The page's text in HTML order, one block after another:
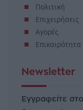
Πολιτική
Επιχειρήσεις
Αγορές
Επικαιρότητα
Newsletter
Εγγραφείτε